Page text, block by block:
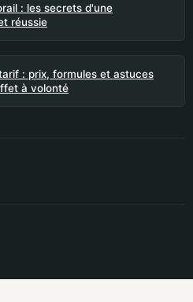
: les secrets d'une
réussie
: prix, formules et astuces
à volonté